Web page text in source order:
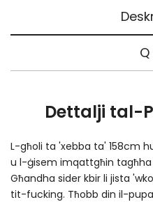
Dettalji tal-
L-għoli ta 'xebba ta' 158cm
u l-ġisem imqattgħin
Għandha sider kbir li jista
tit-fucking. Tħobb din il-